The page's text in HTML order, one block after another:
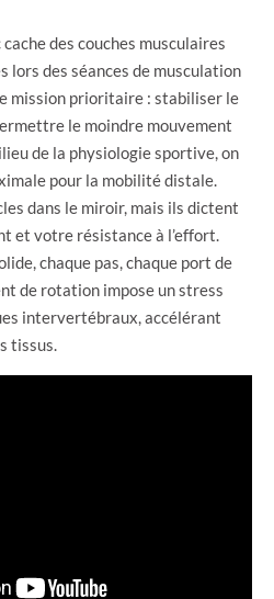
des couches musculaires
lors des séances de musculation
mission prioritaire : stabiliser le
le moindre mouvement
de la physiologie sportive, on
pour la mobilité distale.
dans le miroir, mais ils dictent
et votre résistance à l’effort.
chaque pas, chaque port de
de rotation impose un stress
intervertébraux, accélérant
tissus.